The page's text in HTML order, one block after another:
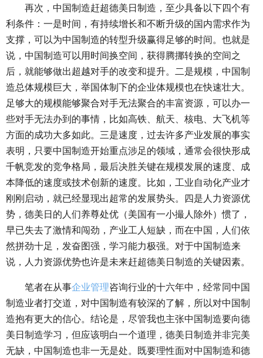
再次，中国制造赶超德美日制造，至少具备以下四个有
利条件：一是时间，有持续增长和不断升级的国内需求作为
支撑，可以为中国制造的转型升级赢得足够的时间。也就是
说，中国制造可以用时间换空间，获得腾挪转换的空间之
后，就能够做出超越对手的改变和提升。二是规模，中国制
造总体规模巨大，举国体制下的企业体规模也在快速壮大。
足够大的规模能够聚合对手无法聚合的丰富资源，可以办一
些对手无法办到的事情，比如高铁、航天、核电、大飞机等
方面的成功大多如此。三是速度，过去许多产业发展的事实
表明，只要中国制造开始重点涉足的领域，通常会很快形成
千帆竞发的竞争格局，最后决胜关键在规模发展的速度、成
本降低的速度或技术创新的速度。比如，工业自动化产业才
刚刚启动，就已经显现出超常的发展势头。四是人力资源优
势，德美日的人们养尊处优（美国有一小撮人除外）惯了，
早已失去了激情和闯劲，产业工人短缺，而在中国，人们依
然拼劲十足，发奋图强，学习能力极强。对于中国制造来
说，人力资源优势也许是未来赶超德美日制造的关键因素。
笔者在从事企业管理咨询行业的十六年中，经常同中国
制造业者打交道，对中国制造有较深的了解，所以对中国制
造抱有更大的信心。结论是，尽管我也主张中国制造要向德
美日制造学习，但应该明白一个道理，德美日制造并非完美
无缺，中国制造也非一无是处。既要理性面对中国制造和德